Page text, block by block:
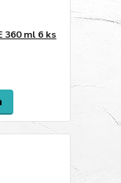
360 ml 6 ks